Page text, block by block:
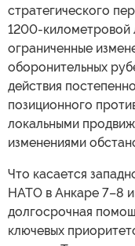
стратегического
1200-километровой
ограниченные
оборонительных
действия
позиционного
локальными
изменениями
Что касается
НАТО в Анкаре 7–8
долгосрочная
ключевых